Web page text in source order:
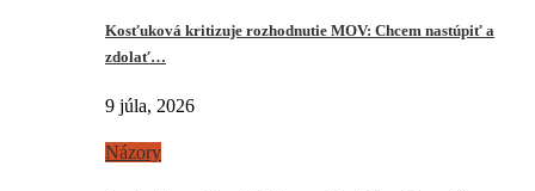
Kosťuková kritizuje rozhodnutie MOV: Chcem nastúpiť a
zdolať…
9 júla, 2026
Názory